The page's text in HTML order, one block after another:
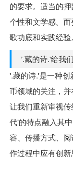
的要求。适当的
个性和文学感。
歌功底和实践经验。
'.藏的诗.'给我
'.藏的诗.'是一种
币领域的关注，
让我们重新审视
代'的特点融入其
容、传播方式、
作过程中应有创新